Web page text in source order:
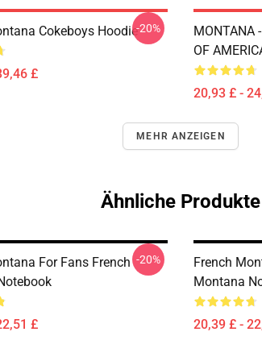
Cokeboys Hoodie
£
-20%
MONTANA
OF
20,93 £ -
MEHR ANZEIGEN
Ähnliche Produkte
For Fans French
£
-20%
French
Montana
20,39 £ -